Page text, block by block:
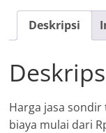
Deskripsi
Harga jasa
biaya mulai dari